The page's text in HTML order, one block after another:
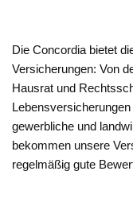
Die Concordia bietet
Versicherungen: Von
Hausrat und
gewerbliche und
bekommen unsere
regelmäßig gute